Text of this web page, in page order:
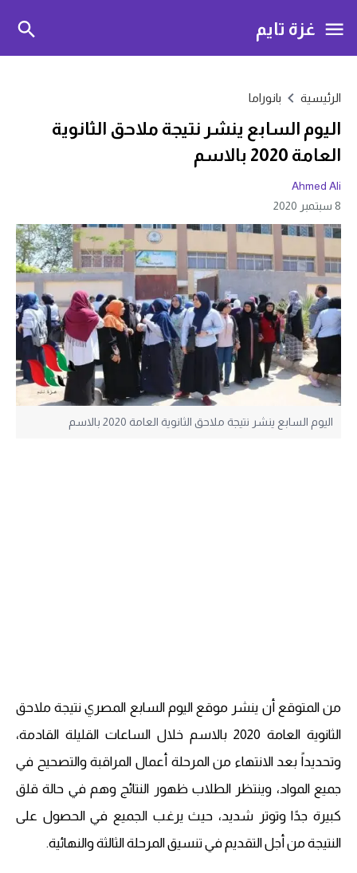
غزة تايم
الرئيسية بانوراما
اليوم السابع ينشر نتيجة ملاحق الثانوية
العامة 2020 بالاسم
Ahmed Ali
8 سبتمبر 2020
اليوم السابع ينشر نتيجة ملاحق الثانوية العامة 2020 بالاسم
من المتوقع أن ينشر موقع اليوم السابع المصري نتيجة ملاحق
الثانوية العامة 2020 بالاسم خلال الساعات القليلة القادمة،
وتحديداً بعد الانتهاء من المرحلة أعمال المراقبة والتصحيح في
جميع المواد، وينتظر الطلاب ظهور النتائج وهم في حالة قلق
كبيرة جدًا وتوتر شديد، حيث يرغب الجميع في الحصول على
النتيجة من أجل التقديم في تنسيق المرحلة الثالثة والنهائية.